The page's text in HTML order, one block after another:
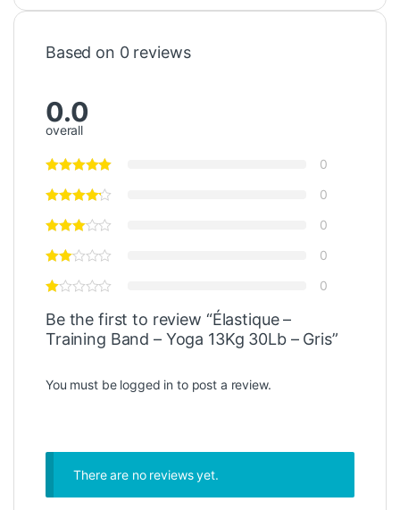
Based on 0 reviews
0.0
overall
0
0
0
0
0
Be the first to review “Élastique –
Training Band – Yoga 13Kg 30Lb – Gris”
You must be logged in to post a review.
There are no reviews yet.